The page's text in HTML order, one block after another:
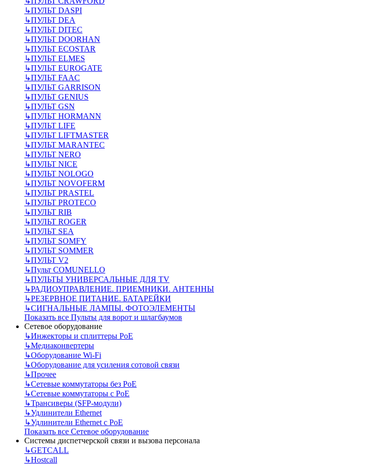
↳ПУЛЬТ DASPI
↳ПУЛЬТ DEA
↳ПУЛЬТ DITEC
↳ПУЛЬТ DOORHAN
↳ПУЛЬТ ECOSTAR
↳ПУЛЬТ ELMES
↳ПУЛЬТ EUROGATE
↳ПУЛЬТ FAAC
↳ПУЛЬТ GARRISON
↳ПУЛЬТ GENIUS
↳ПУЛЬТ GSN
↳ПУЛЬТ HORMANN
↳ПУЛЬТ LIFE
↳ПУЛЬТ LIFTMASTER
↳ПУЛЬТ MARANTEC
↳ПУЛЬТ NERO
↳ПУЛЬТ NICE
↳ПУЛЬТ NOLOGO
↳ПУЛЬТ NOVOFERM
↳ПУЛЬТ PRASTEL
↳ПУЛЬТ PROTECO
↳ПУЛЬТ RIB
↳ПУЛЬТ ROGER
↳ПУЛЬТ SEA
↳ПУЛЬТ SOMFY
↳ПУЛЬТ SOMMER
↳ПУЛЬТ V2
↳Пульт СOMUNELLO
↳ПУЛЬТЫ УНИВЕРСАЛЬНЫЕ ДЛЯ TV
↳РАДИОУПРАВЛЕНИЕ. ПРИЕМНИКИ. АНТЕННЫ
↳РЕЗЕРВНОЕ ПИТАНИЕ. БАТАРЕЙКИ
↳СИГНАЛЬНЫЕ ЛАМПЫ. ФОТОЭЛЕМЕНТЫ
Показать все Пульты для ворот и шлагбаумов
Сетевое оборудование
↳Инжекторы и сплиттеры РоЕ
↳Медиаконвертеры
↳Оборудование Wi-Fi
↳Оборудование для усиления сотовой связи
↳Прочее
↳Сетевые коммутаторы без РоЕ
↳Сетевые коммутаторы с РоЕ
↳Трансиверы (SFP-модули)
↳Удлинители Ethernet
↳Удлинители Ethernet с PoE
Показать все Сетевое оборудование
Системы диспетчерской связи и вызова персонала
↳GETCALL
↳Hostcall